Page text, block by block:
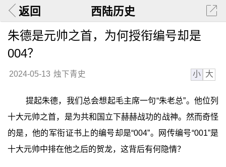
返回 西陆历史
朱德是元帅之首，为何授衔编号却是
004？
2024-05-13 烛下青史 小 大
提起朱德，我们总会想起毛主席一句“朱老总”。他位列
十大元帅之首，是为共和国立下赫赫战功的战神。然而奇怪
的是，他的军衔证书上的编号却是“004”。网传编号“001”是
十大元帅中排在他之后的贺龙，这背后有何隐情？